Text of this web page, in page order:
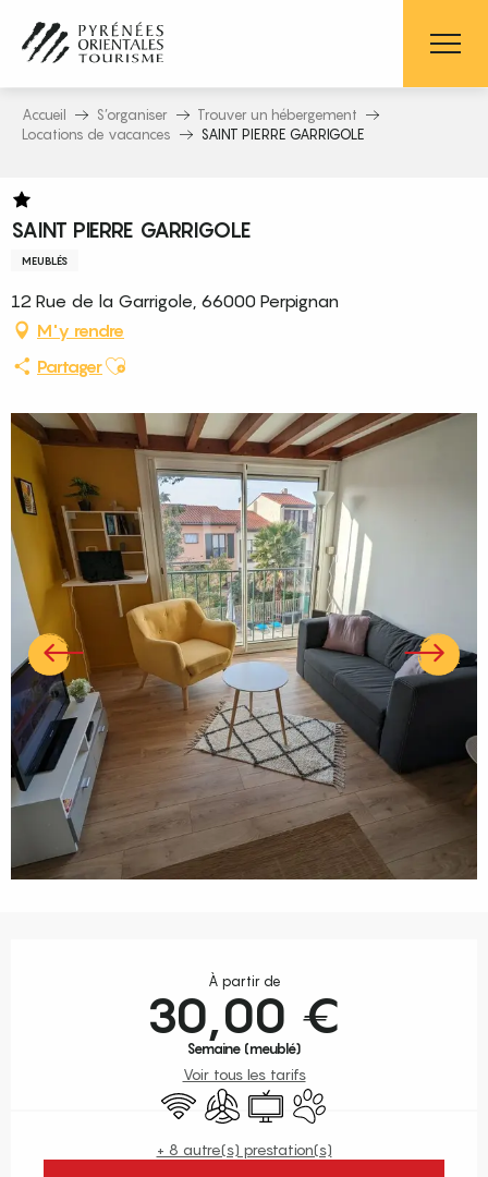
contenu
principal
Accueil S’organiser
Trouver un hébergement
Locations de vacances
SAINT PIERRE GARRIGOLE
SAINT PIERRE GARRIGOLE
MEUBLÉS
12 Rue de la Garrigole, 66000 Perpignan
M'y rendre
PartagerAjouter aux favoris
À partir de
30,00 €
Semaine (meublé)
Voir tous les tarifs
WiFi Air conditionné
TélévisionAnimaux acceptés
+ 8 autre(s) prestation(s)